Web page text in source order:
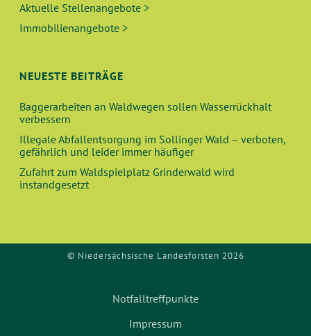
Aktuelle Stellenangebote >
Immobilienangebote >
NEUESTE BEITRÄGE
Baggerarbeiten an Waldwegen sollen Wasserrückhalt
verbessern
Illegale Abfallentsorgung im Sollinger Wald – verboten,
gefährlich und leider immer häufiger
Zufahrt zum Waldspielplatz Grinderwald wird
instandgesetzt
© Niedersächsische Landesforsten 2026
Notfalltreffpunkte
Impressum